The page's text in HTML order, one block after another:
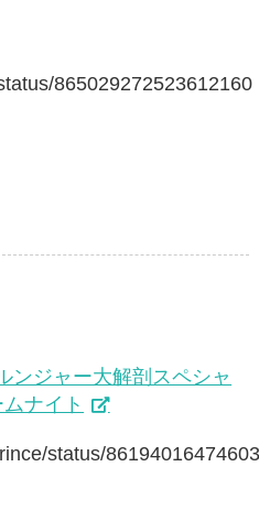
865029272523612160
ンジャー大解剖スペシャ
ナイト
status/